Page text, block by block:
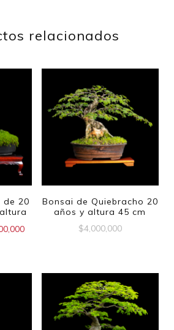
relacionados
de 20
Bonsai de Quiebracho 20
años y altura 45 cm
$4,000,000